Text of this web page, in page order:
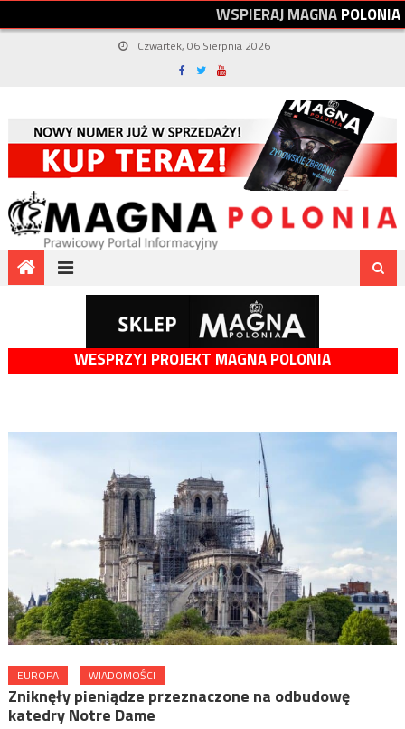
WSPIERAJMAGNAPOLONIA
Czwartek, 06 Sierpnia 2026
WESPRZYJ PROJEKT MAGNA POLONIA
EUROPA WIADOMOŚCI
Zniknęły pieniądze przeznaczone na odbudowę
katedry Notre Dame